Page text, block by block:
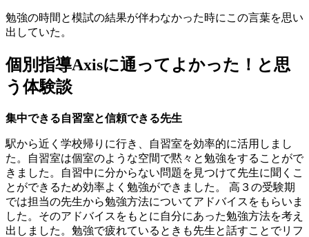
勉強の時間と模試の結果が伴わなかった時にこの言葉を思い
出していた。
個別指導Axisに通ってよかった！と思
う体験談
集中できる自習室と信頼できる先生
駅から近く学校帰りに行き、自習室を効率的に活用しまし
た。自習室は個室のような空間で黙々と勉強をすることがで
きました。自習中に分からない問題を見つけて先生に聞くこ
とができるため効率よく勉強ができました。 高３の受験期
では担当の先生から勉強方法についてアドバイスをもらいま
した。そのアドバイスをもとに自分にあった勉強方法を考え
出しました。勉強で疲れているときも先生と話すことでリフ